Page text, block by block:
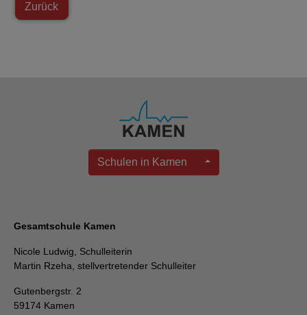
Zurück
Schulen in Kamen
Gesamtschule Kamen
Nicole Ludwig, Schulleiterin
Martin Rzeha, stellvertretender Schulleiter
Gutenbergstr. 2
59174 Kamen